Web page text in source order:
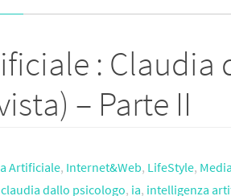
:
– Parte II
Artificiale, Internet&Web, LifeStyle, Media
claudia dallo psicologo, ia, intelligenza